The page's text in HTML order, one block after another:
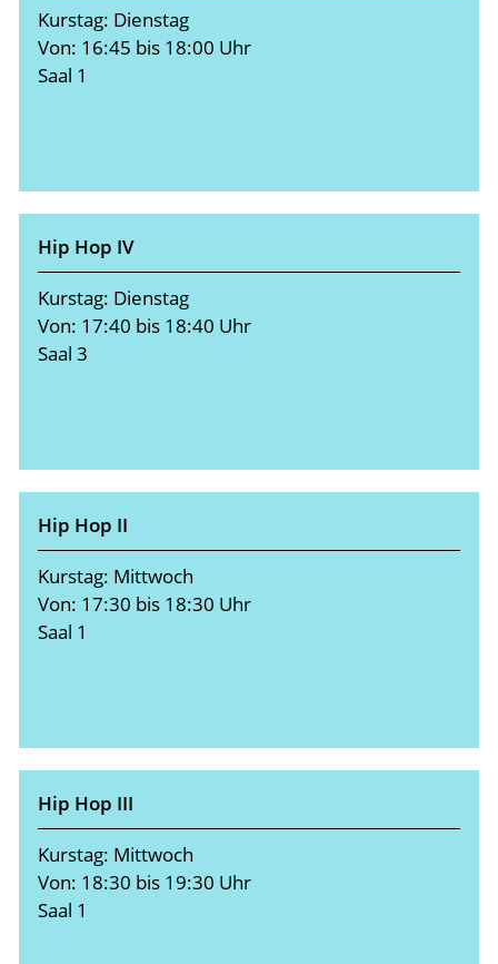
Kurstag: Dienstag
Von: 16:45 bis 18:00 Uhr
Saal 1
Hip Hop IV
Kurstag: Dienstag
Von: 17:40 bis 18:40 Uhr
Saal 3
Hip Hop II
Kurstag: Mittwoch
Von: 17:30 bis 18:30 Uhr
Saal 1
Hip Hop III
Kurstag: Mittwoch
Von: 18:30 bis 19:30 Uhr
Saal 1